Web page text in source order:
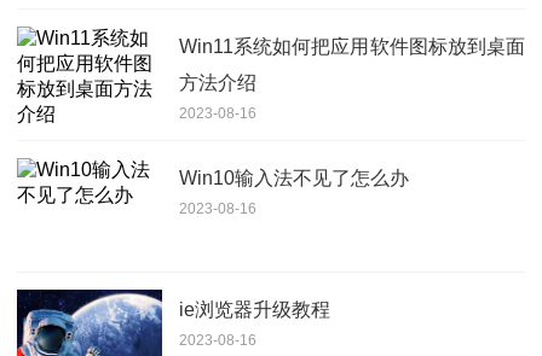
Win11系统如何把应用软件图标放到桌面
方法介绍
2023-08-16
Win10输入法不见了怎么办
2023-08-16
ie浏览器升级教程
2023-08-16